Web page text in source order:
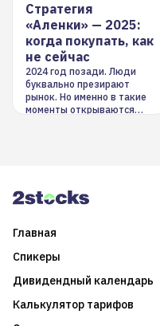
Стратегия
«Аленки» — 2025:
когда покупать, как
не сейчас
2024 год позади. Люди
буквально презирают
рынок. Но именно в такие
моменты открываются
Главная
Спикеры
Дивидендный календарь
Калькулятор тарифов